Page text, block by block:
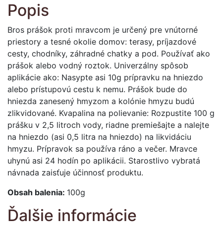
Popis
Bros prášok proti mravcom je určený pre vnútorné
priestory a tesné okolie domov: terasy, príjazdové
cesty, chodníky, záhradné chatky a pod. Používať ako
prášok alebo vodný roztok. Univerzálny spôsob
aplikácie ako: Nasypte asi 10g prípravku na hniezdo
alebo prístupovú cestu k nemu. Prášok bude do
hniezda zanesený hmyzom a kolónie hmyzu budú
zlikvidované. Kvapalina na polievanie: Rozpustite 100 g
prášku v 2,5 litroch vody, riadne premiešajte a nalejte
na hniezdo (asi 0,5 litra na hniezdo) na likvidáciu
hmyzu. Prípravok sa používa ráno a večer. Mravce
uhynú asi 24 hodín po aplikácii. Starostlivo vybratá
návnada zaisťuje účinnosť produktu.
Obsah balenia: 100g
Ďalšie informácie